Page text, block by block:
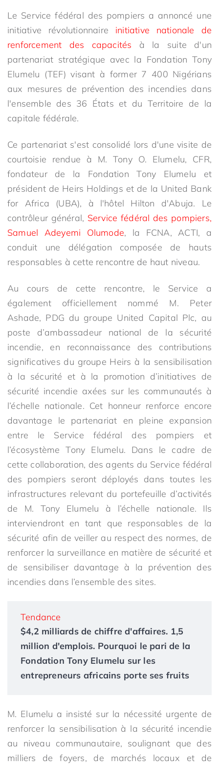
Le Service fédéral des pompiers a annoncé une
initiative révolutionnaire initiative nationale de
renforcement des capacités à la suite d'un
partenariat stratégique avec la Fondation Tony
Elumelu (TEF) visant à former 7 400 Nigérians
aux mesures de prévention des incendies dans
l'ensemble des 36 États et du Territoire de la
capitale fédérale.
Ce partenariat s'est consolidé lors d'une visite de
courtoisie rendue à M. Tony O. Elumelu, CFR,
fondateur de la Fondation Tony Elumelu et
président de Heirs Holdings et de la United Bank
for Africa (UBA), à l'hôtel Hilton d'Abuja. Le
contrôleur général, Service fédéral des pompiers,
Samuel Adeyemi Olumode, la FCNA, ACTI, a
conduit une délégation composée de hauts
responsables à cette rencontre de haut niveau.
Au cours de cette rencontre, le Service a
également officiellement nommé M. Peter
Ashade, PDG du groupe United Capital Plc, au
poste d’ambassadeur national de la sécurité
incendie, en reconnaissance des contributions
significatives du groupe Heirs à la sensibilisation
à la sécurité et à la promotion d’initiatives de
sécurité incendie axées sur les communautés à
l’échelle nationale. Cet honneur renforce encore
davantage le partenariat en pleine expansion
entre le Service fédéral des pompiers et
l’écosystème Tony Elumelu. Dans le cadre de
cette collaboration, des agents du Service fédéral
des pompiers seront déployés dans toutes les
infrastructures relevant du portefeuille d’activités
de M. Tony Elumelu à l’échelle nationale. Ils
interviendront en tant que responsables de la
sécurité afin de veiller au respect des normes, de
renforcer la surveillance en matière de sécurité et
de sensibiliser davantage à la prévention des
incendies dans l’ensemble des sites.
Tendance
$4,2 milliards de chiffre d'affaires. 1,5
million d'emplois. Pourquoi le pari de la
Fondation Tony Elumelu sur les
entrepreneurs africains porte ses fruits
M. Elumelu a insisté sur la nécessité urgente de
renforcer la sensibilisation à la sécurité incendie
au niveau communautaire, soulignant que des
milliers de foyers, de marchés locaux et de